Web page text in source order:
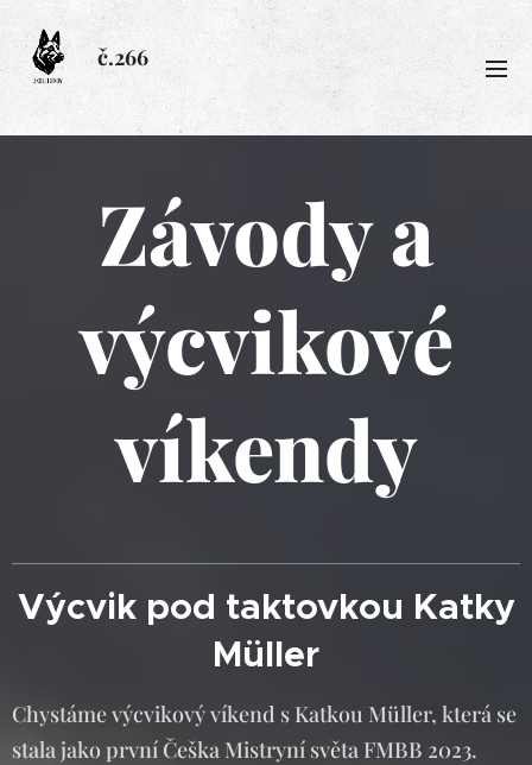
č.266
Závody a
výcvikové
víkendy
Výcvik pod taktovkou Katky
Müller
Chystáme výcvikový víkend s Katkou Müller, která se
stala jako první Češka Mistryní světa FMBB 2023.